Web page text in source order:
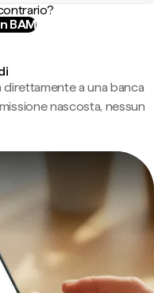
BAM
direttamente a una banca
nascosta, nessun